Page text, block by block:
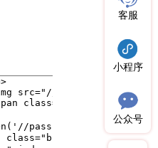
客服
小程序
公众号